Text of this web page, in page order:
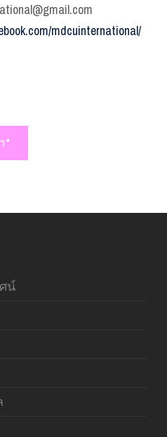
mdcuinternational/
"
น์